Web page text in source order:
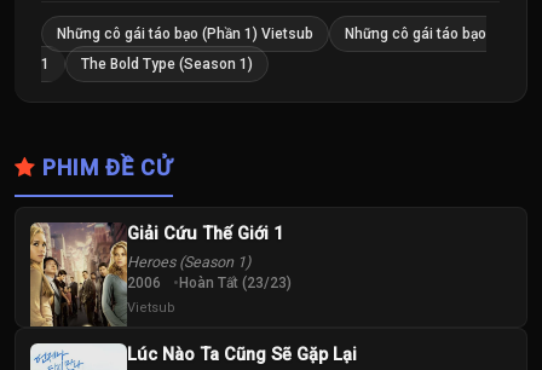
Những cô gái táo bạo (Phần 1) Vietsub
Những cô gái táo bạo
1
The Bold Type (Season 1)
PHIM ĐỀ CỬ
Giải Cứu Thế Giới 1
Heroes (Season 1)
2006 Hoàn Tất (23/23)
Vietsub
Lúc Nào Ta Cũng Sẽ Gặp Lại